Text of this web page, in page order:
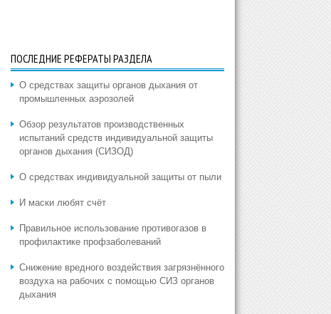
ПОСЛЕДНИЕ РЕФЕРАТЫ РАЗДЕЛА
О средствах защиты органов дыхания от
промышленных аэрозолей
Обзор результатов производственных
испытаний средств индивидуальной защиты
органов дыхания (СИЗОД)
О средствах индивидуальной защиты от пыли
И маски любят счёт
Правильное использование противогазов в
профилактике профзаболеваний
Снижение вредного воздействия загрязнённого
воздуха на рабочих с помощью СИЗ органов
дыхания